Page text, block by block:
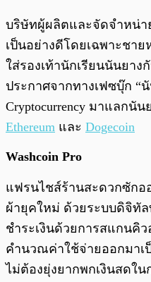
บริษัทผู้ผลิตและจัดจำหน่า
เป็นอย่างดีโดยเฉพาะชา
ใส่รองเท้านักเรียนนันยา
ประกาศจากทางเฟซบุ๊ก “
Cryptocurrency มาแลกนั
Ethereum และ Dogecoin
Washcoin Pro
แฟรนไชส์ร้านสะดวกซักอ
ผ้ายุคใหม่ ด้วยระบบดิจิทั
ชำระเงินด้วยการสแกนคิ
คำนวณค่าใช้จ่ายออกมาเ
ไม่ต้องยุ่งยากพกเงินสดใน